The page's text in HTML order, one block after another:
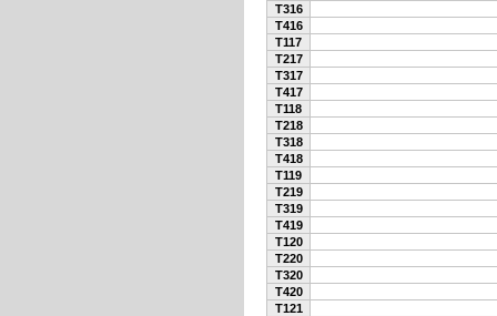
T316
T416
T117
T217
T317
T417
T118
T218
T318
T418
T119
T219
T319
T419
T120
T220
T320
T420
T121